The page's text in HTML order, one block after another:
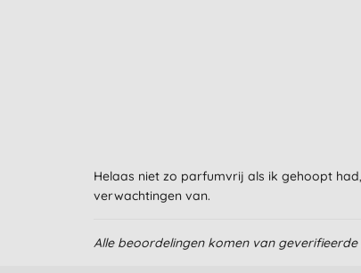
Helaas niet zo parfumvrij als ik gehoopt
verwachtingen van.
Alle beoordelingen komen van